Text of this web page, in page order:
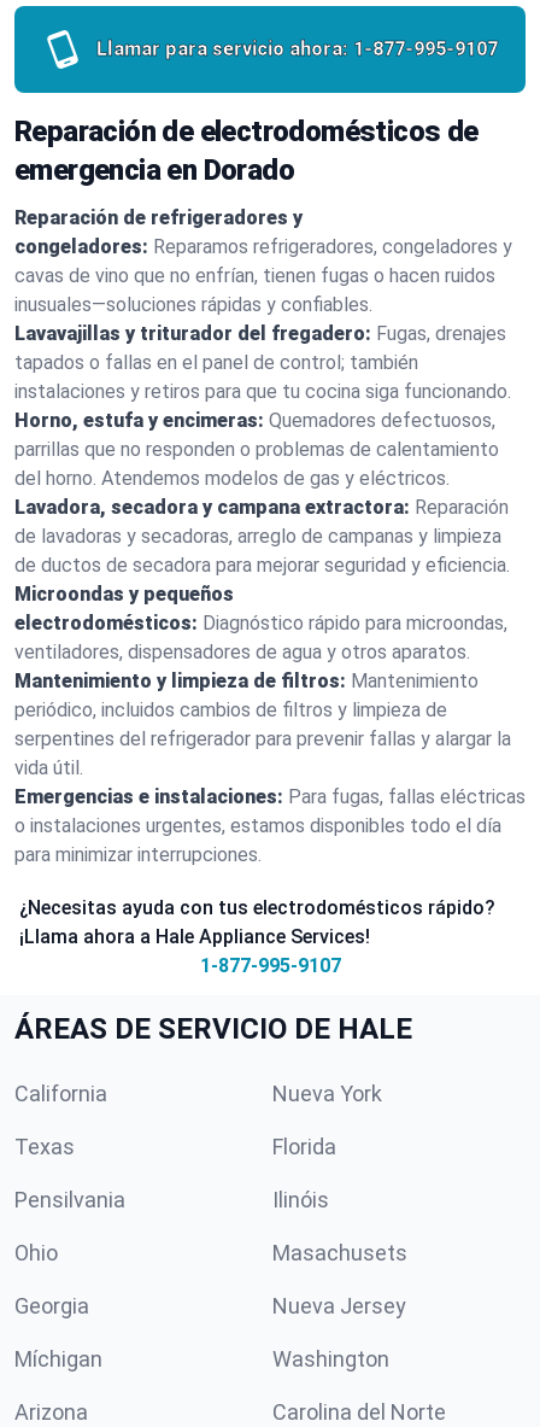
Llamar para servicio ahora: 1-877-995-9107
Reparación de electrodomésticos de
emergencia en Dorado
Reparación de refrigeradores y
congeladores: Reparamos refrigeradores, congeladores y
cavas de vino que no enfrían, tienen fugas o hacen ruidos
inusuales—soluciones rápidas y confiables.
Lavavajillas y triturador del fregadero: Fugas, drenajes
tapados o fallas en el panel de control; también
instalaciones y retiros para que tu cocina siga funcionando.
Horno, estufa y encimeras: Quemadores defectuosos,
parrillas que no responden o problemas de calentamiento
del horno. Atendemos modelos de gas y eléctricos.
Lavadora, secadora y campana extractora: Reparación
de lavadoras y secadoras, arreglo de campanas y limpieza
de ductos de secadora para mejorar seguridad y eficiencia.
Microondas y pequeños
electrodomésticos: Diagnóstico rápido para microondas,
ventiladores, dispensadores de agua y otros aparatos.
Mantenimiento y limpieza de filtros: Mantenimiento
periódico, incluidos cambios de filtros y limpieza de
serpentines del refrigerador para prevenir fallas y alargar la
vida útil.
Emergencias e instalaciones: Para fugas, fallas eléctricas
o instalaciones urgentes, estamos disponibles todo el día
para minimizar interrupciones.
¿Necesitas ayuda con tus electrodomésticos rápido?
¡Llama ahora a Hale Appliance Services!
1-877-995-9107
ÁREAS DE SERVICIO DE HALE
California Nueva York
Texas Florida
Pensilvania Ilinóis
Ohio Masachusets
Georgia Nueva Jersey
Míchigan Washington
Arizona Carolina del Norte